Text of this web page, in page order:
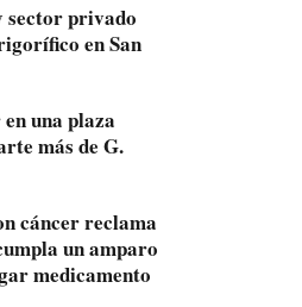
sector privado
en San
una plaza
más de G.
cáncer reclama
un amparo
medicamento